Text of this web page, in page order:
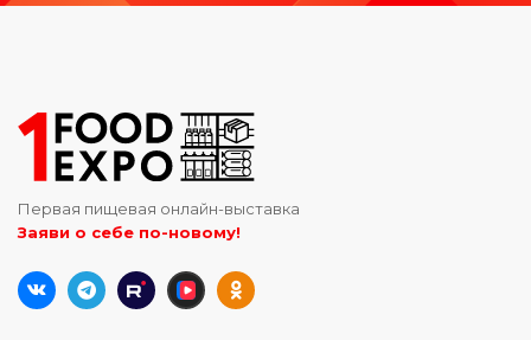
Первая пищевая онлайн-выставка
Заяви о себе по-новому!